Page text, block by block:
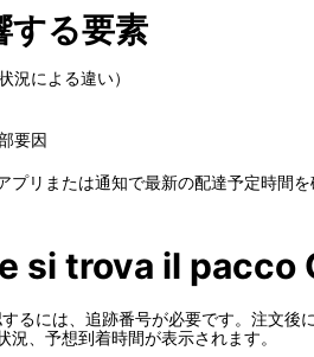
する要素
況による違い）
要因
リまたは通知で最新の配達予定時間を
si trova il pacco
るには、追跡番号が必要です。注文
、予想到着時間が表示されます。